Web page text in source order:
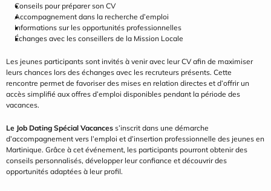
Conseils pour préparer son CV
Accompagnement dans la recherche d’emploi
Informations sur les opportunités professionnelles
Échanges avec les conseillers de la Mission Locale
Les jeunes participants sont invités à venir avec leur CV afin de maximiser
leurs chances lors des échanges avec les recruteurs présents. Cette
rencontre permet de favoriser des mises en relation directes et d’offrir un
accès simplifié aux offres d’emploi disponibles pendant la période des
vacances.
Le Job Dating Spécial Vacances s’inscrit dans une démarche
d’accompagnement vers l’emploi et d’insertion professionnelle des jeunes en
Martinique. Grâce à cet événement, les participants pourront obtenir des
conseils personnalisés, développer leur confiance et découvrir des
opportunités adaptées à leur profil.